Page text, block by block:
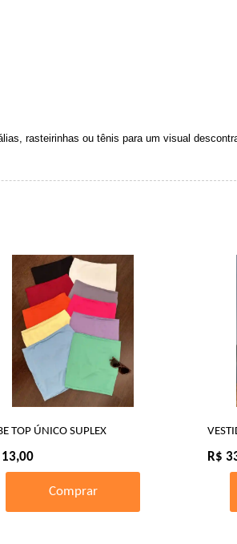
rasteirinhas ou tênis para um visual
TOP ÚNICO SUPLEX
13,00
Comprar
R$